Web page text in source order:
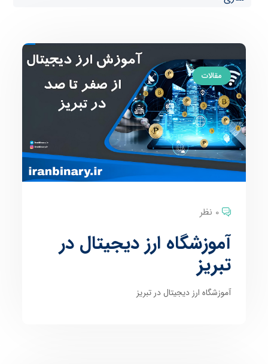
مقالات
0 نظر
آموزشگاه ارز دیجیتال در
تبریز
آموزشگاه ارز دیجیتال در تبریز